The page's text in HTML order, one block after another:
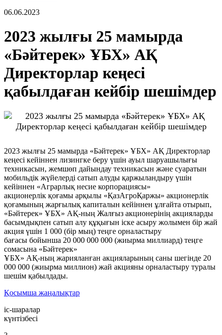
06.06.2023
2023 жылғы 25 мамырда
«Бәйтерек» ҰБХ» АҚ
Директорлар кеңесі
қабылдаған кейбір шешімдер
2023 жылғы 25 мамырда «Бәйтерек» ҰБХ» АҚ Директорлар
кеңесі кейіннен лизингке беру үшін ауыл шаруашылығы
техникасын, жемшөп дайындау техникасын және суаратын
мобильдік жүйелерді сатып алуды қаржыландыру үшін
кейіннен «Аграрлық несие корпорациясы»
акционерлік қоғамы арқылы «ҚазАгроҚаржы» акционерлік
қоғамының жарғылық капиталын кейіннен ұлғайта отырып,
«Бәйтерек» ҰБХ» АҚ-ның Жалғыз акционерінің акцияларды
басымдықпен сатып алу құқығын іске асыру жолымен бір жай
акция үшін 1 000 (бір мың) теңге орналастыру
бағасы бойынша 20 000 000 000 (жиырма миллиард) теңге
сомасына «Бәйтерек»
ҰБХ» АҚ-ның жарияланған акцияларының саны шегінде 20
000 000 (жиырма миллион) жай акцияны орналастыру туралы
шешім қабылдады.
Қосымша жаңалықтар
іс-шаралар
күнтізбесі